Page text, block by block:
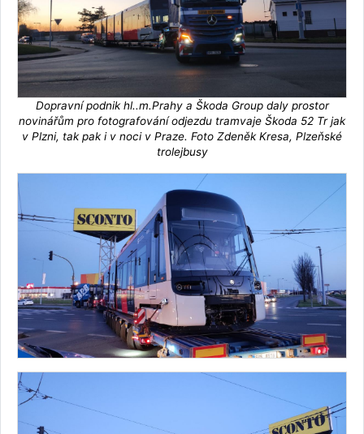
Dopravní podnik hl..m.Prahy a Škoda Group daly prostor
novinářům pro fotografování odjezdu tramvaje Škoda 52 Tr jak
v Plzni, tak pak i v noci v Praze. Foto Zdeněk Kresa, Plzeňské
trolejbusy